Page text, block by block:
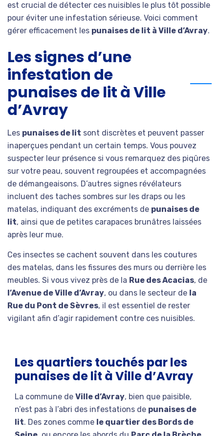
est crucial de détecter ces nuisibles le plus tôt possible
pour éviter une infestation sérieuse. Voici comment
gérer efficacement les punaises de lit à Ville d’Avray.
Les signes d’une
infestation de
punaises de lit à Ville
d’Avray
Les punaises de lit sont discrètes et peuvent passer
inaperçues pendant un certain temps. Vous pouvez
suspecter leur présence si vous remarquez des piqûres
sur votre peau, souvent regroupées et accompagnées
de démangeaisons. D’autres signes révélateurs
incluent des taches sombres sur les draps ou les
matelas, indiquant des excréments de punaises de
lit, ainsi que de petites carapaces brunâtres laissées
après leur mue.
Ces insectes se cachent souvent dans les coutures
des matelas, dans les fissures des murs ou derrière les
meubles. Si vous vivez près de la Rue des Acacias, de
l’Avenue de Ville d’Avray, ou dans le secteur de la
Rue du Pont de Sèvres, il est essentiel de rester
vigilant afin d’agir rapidement contre ces nuisibles.
Les quartiers touchés par les
punaises de lit à Ville d’Avray
La commune de Ville d’Avray, bien que paisible,
n’est pas à l’abri des infestations de punaises de
lit. Des zones comme le quartier des Bords de